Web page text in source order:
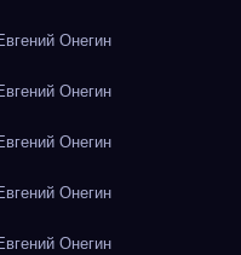
Онегин
Онегин
Онегин
Онегин
Онегин